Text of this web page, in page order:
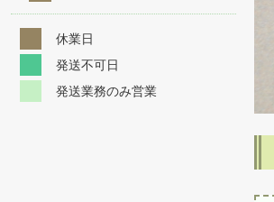
休業日
発送不可日
発送業務のみ営業